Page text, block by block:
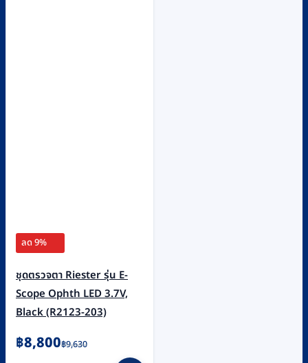
ลด 9%
ชุดตรวจตา Riester รุ่น E-
Scope Ophth LED 3.7V,
Black (R2123-203)
฿9,630
Original
฿8,800
Current